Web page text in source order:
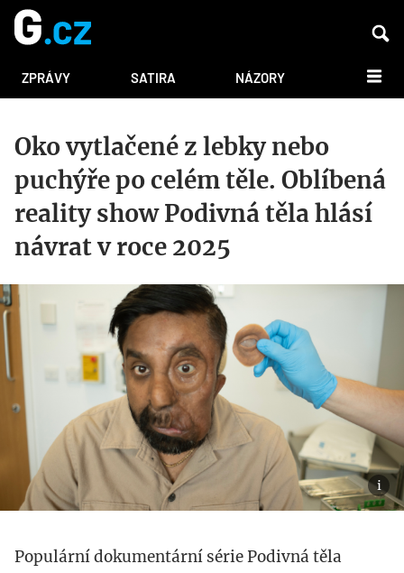
ZPRÁVY SATIRA NÁZORY DALŠÍ
Oko vytlačené z lebky nebo
puchýře po celém těle. Oblíbená
reality show Podivná těla hlásí
návrat v roce 2025
Populární dokumentární série Podivná těla